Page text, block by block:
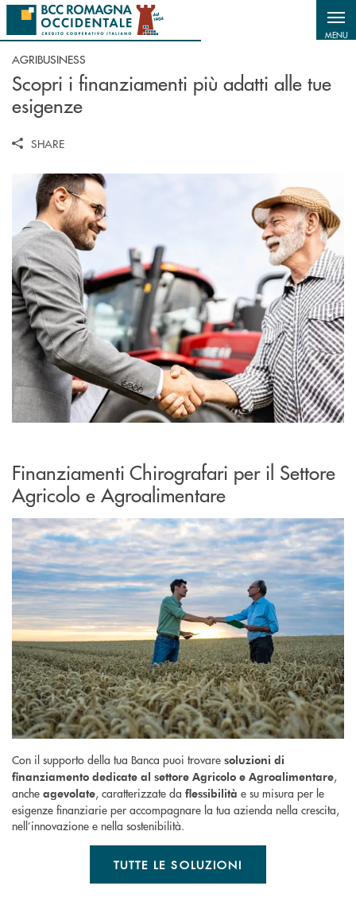
Salta al contenuto principale
MENU
AGRIBUSINESS
Scopri i finanziamenti più adatti alle tue
esigenze
SHARE
Finanziamenti Chirografari per il Settore
Agricolo e Agroalimentare
Con il supporto della tua Banca puoi trovare soluzioni di
finanziamento dedicate al settore Agricolo e Agroalimentare,
anche agevolate, caratterizzate da flessibilità e su misura per le
esigenze finanziarie per accompagnare la tua azienda nella crescita,
nell’innovazione e nella sostenibilità.
TUTTE LE SOLUZIONI